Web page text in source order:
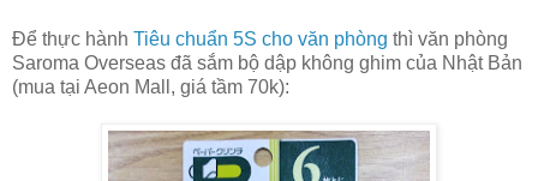
Để thực hành Tiêu chuẩn 5S cho văn phòng thì văn phòng
Saroma Overseas đã sắm bộ dập không ghim của Nhật Bản
(mua tại Aeon Mall, giá tầm 70k):